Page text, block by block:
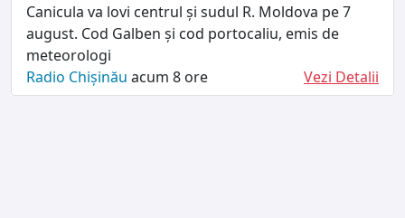
Canicula va lovi centrul și sudul R. Moldova pe 7
august. Cod Galben și cod portocaliu, emis de
meteorologi
Radio Chișinău acum 8 ore Vezi Detalii